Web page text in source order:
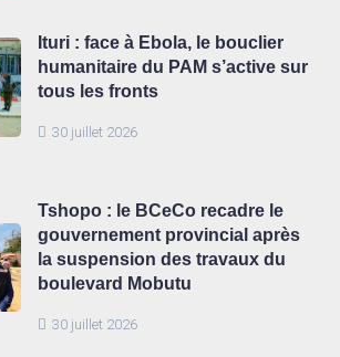
30 juillet 2026
Ituri : face à Ebola, le bouclier
humanitaire du PAM s’active sur
tous les fronts
30 juillet 2026
Tshopo : le BCeCo recadre le
gouvernement provincial après
la suspension des travaux du
boulevard Mobutu